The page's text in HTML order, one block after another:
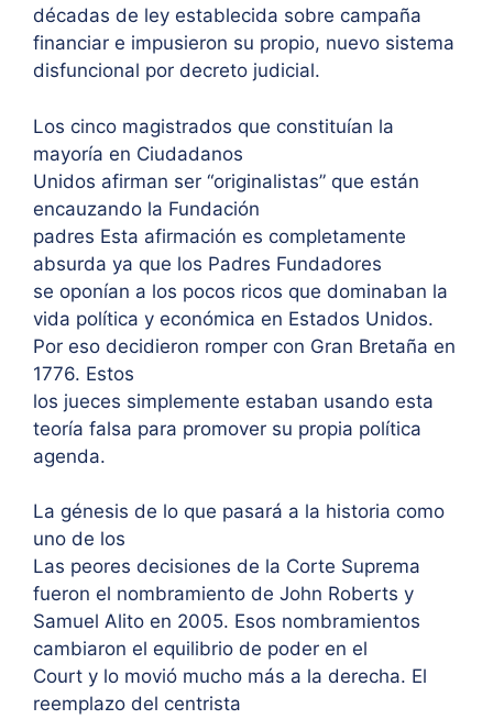
décadas de ley establecida sobre campaña
financiar e impusieron su propio, nuevo sistema
disfuncional por decreto judicial.
Los cinco magistrados que constituían la
mayoría en Ciudadanos
Unidos afirman ser “originalistas” que están
encauzando la Fundación
padres Esta afirmación es completamente
absurda ya que los Padres Fundadores
se oponían a los pocos ricos que dominaban la
vida política y económica en Estados Unidos.
Por eso decidieron romper con Gran Bretaña en
1776. Estos
los jueces simplemente estaban usando esta
teoría falsa para promover su propia política
agenda.
La génesis de lo que pasará a la historia como
uno de los
Las peores decisiones de la Corte Suprema
fueron el nombramiento de John Roberts y
Samuel Alito en 2005. Esos nombramientos
cambiaron el equilibrio de poder en el
Court y lo movió mucho más a la derecha. El
reemplazo del centrista